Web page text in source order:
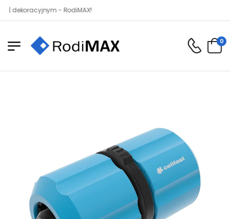
- RodiMAX!
0